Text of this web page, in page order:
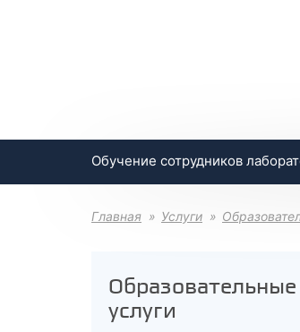
Обучение сотрудников
Главная Услуги
Образовательные
услуги